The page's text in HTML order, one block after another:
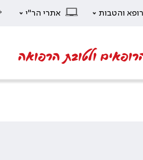
והטבות אתרי הר"י
ולטובת הרפואה